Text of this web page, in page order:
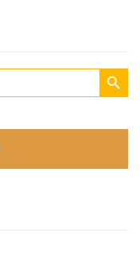
Search Button